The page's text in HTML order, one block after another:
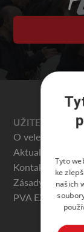
UŽITEČNÉ
O veletrhu
Aktuality
Kontakty
Zásady
PVA EXPO
Tyto
ke
našich